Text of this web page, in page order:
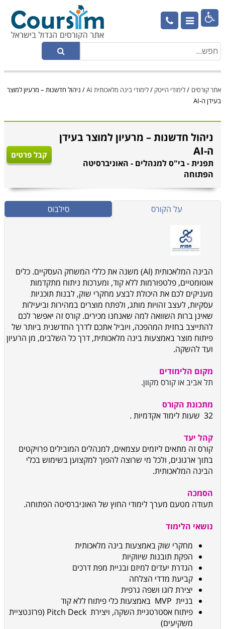

אתר קורסים /לימודי הייטק /לימודי בינה מלאכותית AI / ניהול חדשנות – מרעיון למוצר
בעידן ה-AI
ניהול חדשנות – מרעיון למוצר בעידן
ה-AI
תפנית - בי"ס למנהלים - האוניברסיטה
הפתוחה
קבל פרטים
על הקורס סילבוס
הבינה המלאכותית (AI) משנה את כללי המשחק העסקיים. כלים
אוטומטיים, פלטפורמות ללא קוד, ומערכות ניתוח מתקדמות
מעניקים לכם את היכולת לבצע מחקרי שוק, לבנות תוכניות
עסקיות, לעצב זהויות מותג, ולפתח מוצרים במהירות וביעילות
שאינן ברות השוואה למה שאנחנו מכירים. קורס זה יאפשר לכם
להתייצב בחזית המהפכה, ויוביל אתכם לדרך החדשנית ביותר של
פיתוח מוצר באמצעות בינה מלאכותית, דרך כל השלבים, מן הרעיון
ועד להשקה.
מקום הלימודים
תל אביב או קורס מקוון.
מתכונת הקורס
32 שעות לימוד אקדמיות .
קהל יעד
קורס זה מתאים ליזמים עצמאים, למנהלים המובילים פרויקטים
בתוך ארגונים, ולכל מי שרוצה להפוך למקצוען בשימוש בכלי
הבינה המלאכותית.
הסמכה
תעודה מטעם מערך לימודי החוץ של האוניברסיטה הפתוחה.
נושאי הלימוד
מחקרי שוק באמצעות בינה מלאכותית
הפקת תובנות שיווקיות
הגדרת יעדים למיזם ובניית מפת דרכים
קביעת מדדי הצלחה
יצירת לוגו ושפה גרפית
בניית MVP באמצעות כלי פיתוח ללא קוד
פיתוח אסטרטגיית השקה, ויצירת Pitch Deck (פרזנטציית
משקיעים)